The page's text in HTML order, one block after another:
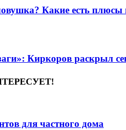
Какие есть
Киркоров раскрыл
для частного дома